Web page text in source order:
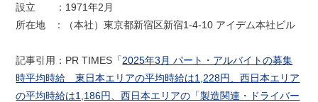
設立 ：1971年2月
所在地 ：（本社）東京都新宿区新宿1-4-10 アイデム本社ビル
記事引用：PR TIMES「2025年3月 パート・アルバイトの募集
時平均時給 東日本エリアの平均時給は1,228円、西日本エリア
の平均時給は1,186円、西日本エリアの「製造関連・ドライバー